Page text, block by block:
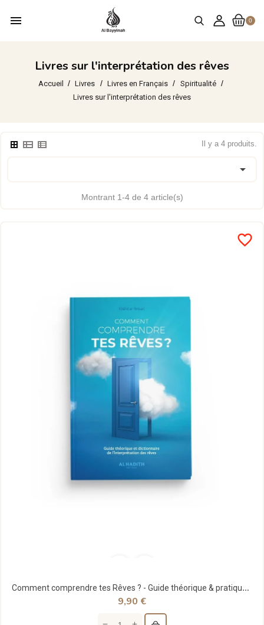
0
menu
Livres sur l'interprétation des rêves
Accueil Livres Livres en Français
Spiritualité
Livres sur l'interprétation des rêves
Il y a 4 produits.

Montrant 1-4 de 4 article(s)
favorite_border
Comment comprendre tes Rêves ? - Guide théorique & pratique - al-Hadith
9,90 €